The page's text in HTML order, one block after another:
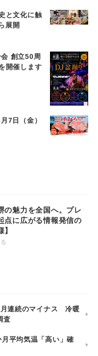
と文化に触
展開
創立50周
開催します
7日（金）
の魅力を全国へ。プレ
点に広がる情報発信の
連続のマイナス 冷暖
査
平均気温「高い」確